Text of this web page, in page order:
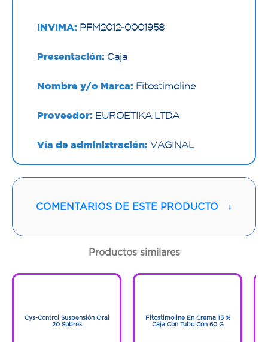
INVIMA: PFM2012-0001958
Presentación: Caja
Nombre y/o Marca: Fitostimoline
Proveedor: EUROETIKA LTDA
Vía de administración: VAGINAL
Cantidad:6 Óvulos
COMENTARIOS DE ESTE PRODUCTO ↓
Productos similares
Cys-Control Suspensión Oral
20 Sobres
Fitostimoline En Crema 15 %
Caja Con Tubo Con 60 G